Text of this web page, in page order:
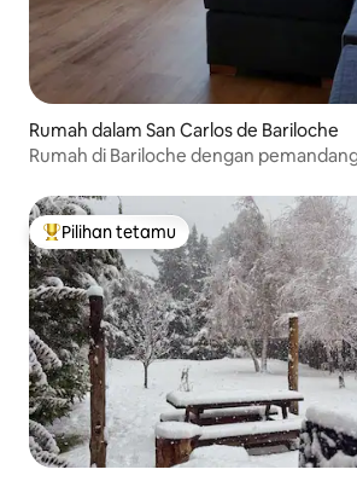
Rumah dalam San Carlos de Bariloche
Rumah di Bariloche dengan
Pilihan utama tetamu
Pilihan tetamu